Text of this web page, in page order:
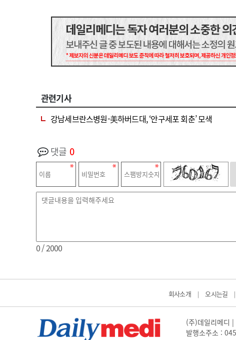
관련기사
강남세브란스병원-美하버드대, ‘안구세포 회춘’ 모색
댓글 0
0/ 2000
회사소개 | 오시는길 |
(주)데일리메디
발행소주소 :